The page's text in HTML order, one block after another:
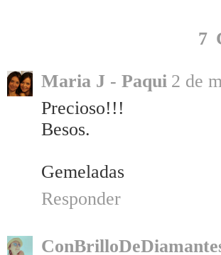
7
Maria J - Paqui 2 de
Precioso!!!
Besos.
Gemeladas
Responder